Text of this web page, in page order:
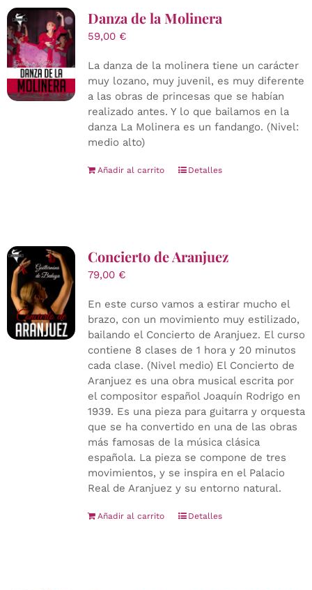
Danza de la Molinera
59,00 €
La danza de la molinera tiene un carácter
muy lozano, muy juvenil, es muy diferente
a las obras de princesas que se habían
realizado antes. Y lo que bailamos en la
danza La Molinera es un fandango. (Nivel:
medio alto)
Añadir al carrito Detalles
Concierto de Aranjuez
79,00 €
En este curso vamos a estirar mucho el
brazo, con un movimiento muy estilizado,
bailando el Concierto de Aranjuez. El curso
contiene 8 clases de 1 hora y 20 minutos
cada clase. (Nivel medio) El Concierto de
Aranjuez es una obra musical escrita por
el compositor español Joaquín Rodrigo en
1939. Es una pieza para guitarra y orquesta
que se ha convertido en una de las obras
más famosas de la música clásica
española. La pieza se compone de tres
movimientos, y se inspira en el Palacio
Real de Aranjuez y su entorno natural.
Añadir al carrito Detalles